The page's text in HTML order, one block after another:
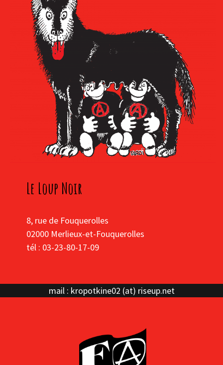
Le Loup Noir
8, rue de Fouquerolles
02000 Merlieux-et-Fouquerolles
tél : 03-23-80-17-09
mail : kropotkine02 (at) riseup.net